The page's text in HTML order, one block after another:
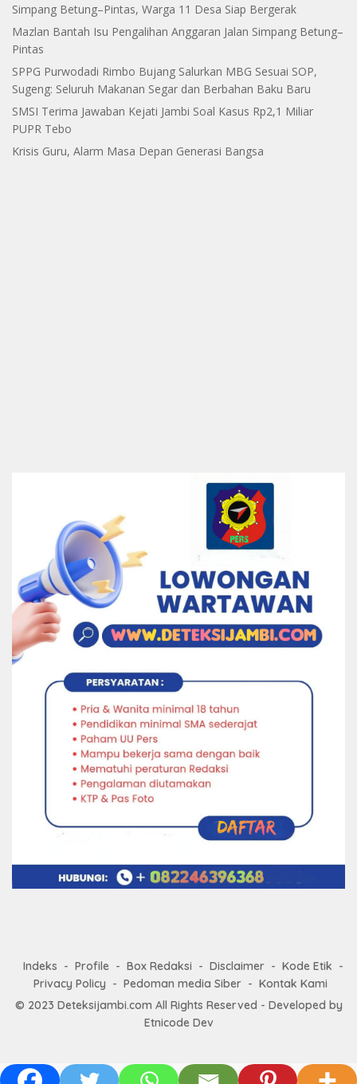
Simpang Betung–Pintas, Warga 11 Desa Siap Bergerak
Mazlan Bantah Isu Pengalihan Anggaran Jalan Simpang Betung–
Pintas
SPPG Purwodadi Rimbo Bujang Salurkan MBG Sesuai SOP,
Sugeng: Seluruh Makanan Segar dan Berbahan Baku Baru
SMSI Terima Jawaban Kejati Jambi Soal Kasus Rp2,1 Miliar
PUPR Tebo
Krisis Guru, Alarm Masa Depan Generasi Bangsa
Indeks Profile Box Redaksi Disclaimer
Kode Etik
Privacy Policy
Pedoman media Siber
Kontak Kami
© 2023 Deteksijambi.com All Rights Reserved - Developed by
Etnicode Dev